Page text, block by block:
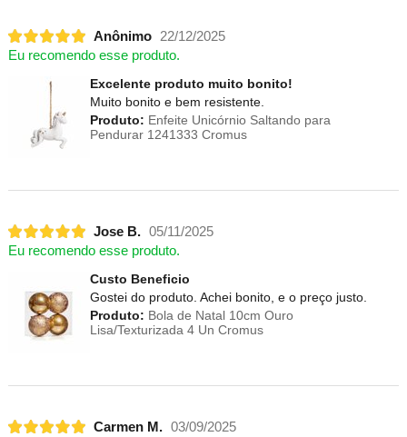
Anônimo
22/12/2025
Eu recomendo esse produto.
Excelente produto muito bonito!
Muito bonito e bem resistente.
Produto: Enfeite Unicórnio Saltando para
Pendurar 1241333 Cromus
Jose B. 05/11/2025
Eu recomendo esse produto.
Custo Beneficio
Gostei do produto. Achei bonito, e o preço justo.
Produto: Bola de Natal 10cm Ouro
Lisa/Texturizada 4 Un Cromus
Carmen M. 03/09/2025